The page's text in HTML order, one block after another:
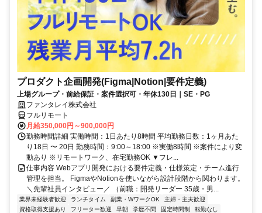
プロダクト企画開発(Figma|Notion|要件定義)
上場グループ・前給保証・案件選択可・年休130日｜SE・PG
ファンタレイ株式会社
フルリモート
月給350,000円～900,000円
勤務時間詳細 実働時間：1日あたり8時間 平均勤務日数：1ヶ月あた
り18日 〜 20日 勤務時間：9:00～18:00 ※実働8時間 ※案件により変
動あり ※リモートワーク、在宅勤務OK ▼フレ...
仕事内容 Webアプリ開発における要件定義・仕様策定・チーム進行
管理を担当。 FigmaやNotionを使いながら設計段階から関わります。
＼先輩社員インタビュー／ （前職：開発リーダー 35歳・男...
業界未経験者歓迎 ランチタイム 副業・WワークOK
主婦・主夫歓迎
資格取得支援あり
フリーター歓迎 早朝 学歴不問 固定時間制
転勤なし